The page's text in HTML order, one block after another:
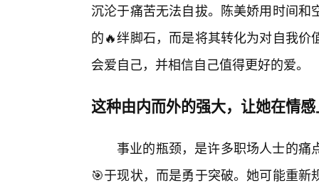
沉沦于痛苦无法自拔。陈美娇用时间
的🔥绊脚石，而是将其转化为对自我
会爱自己，并相信自己值得更好的爱。
这种由内而外的强大，让她在情
事业的瓶颈，是许多职场人士的痛
🎯于现状，而是勇于突破。她可能重